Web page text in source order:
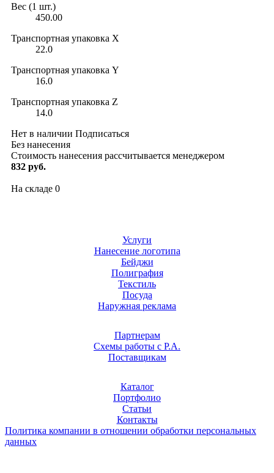
Вес (1 шт.)
450.00
Транспортная упаковка X
22.0
Транспортная упаковка Y
16.0
Транспортная упаковка Z
14.0
Нет в наличии Подписаться
Без нанесения
Стоимость нанесения рассчитывается менеджером
832 руб.
На складе 0
Услуги
Нанесение логотипа
Бейджи
Полиграфия
Текстиль
Посуда
Наружная реклама
Партнерам
Схемы работы с Р.А.
Поставщикам
Каталог
Портфолио
Статьи
Контакты
Политика компании в отношении обработки персональных
данных